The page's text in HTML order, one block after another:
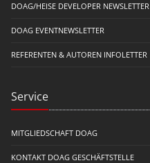
DOAG/HEISE DEVELOPER NEWSLETTER
DOAG EVENTNEWSLETTER
REFERENTEN & AUTOREN INFOLETTER
Service
MITGLIEDSCHAFT DOAG
KONTAKT DOAG GESCHÄFTSTELLE